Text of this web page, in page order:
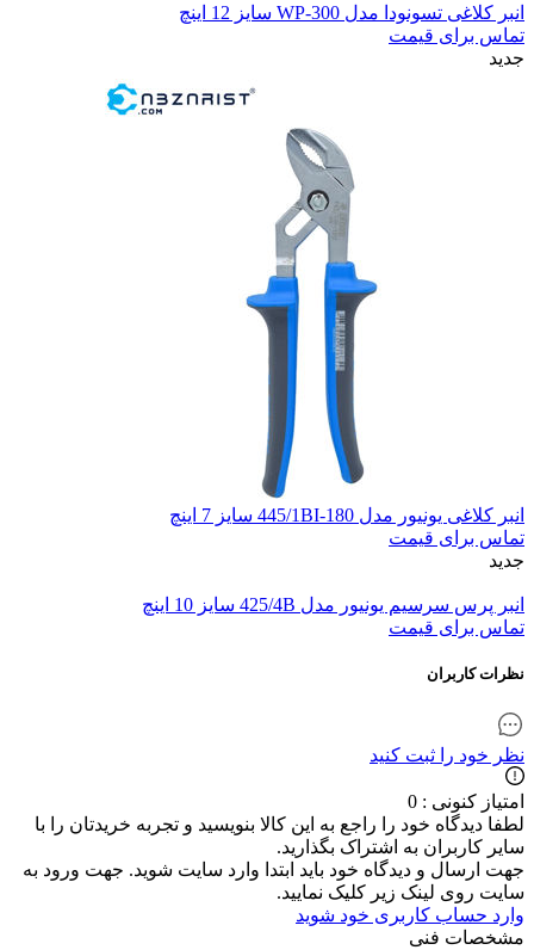
انبر کلاغی تسونودا مدل WP-300 سایز 12 اینچ
تماس برای قیمت
جدید
انبر کلاغی یونیور مدل 445/1BI-180 سایز 7 اینچ
تماس برای قیمت
جدید
انبر پرس سرسیم یونیور مدل 425/4B سایز 10 اینچ
تماس برای قیمت
نظرات کاربران
نظر خود را ثبت کنید
امتیاز کنونی : 0
لطفا دیدگاه خود را راجع به این کالا بنویسید و تجربه خریدتان را با
سایر کاربران به اشتراک بگذارید.
جهت ارسال و دیدگاه خود باید ابتدا وارد سایت شوید. جهت ورود به
سایت روی لینک زیر کلیک نمایید.
وارد حساب کاربری خود شوید
مشخصات فنی